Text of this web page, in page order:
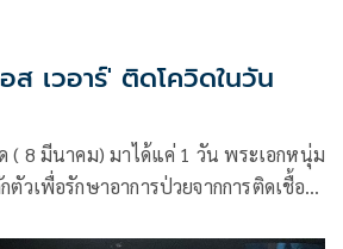
ส เวอาร์' ติดโควิดในวัน
( 8 มีนาคม) มาได้แค่ 1 วัน พระเอกหนุ่ม
ตัวเพื่อรักษาอาการป่วยจากการติดเชื้อโค